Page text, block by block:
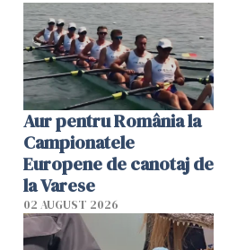
Aur pentru România la
Campionatele
Europene de canotaj de
la Varese
02 AUGUST 2026